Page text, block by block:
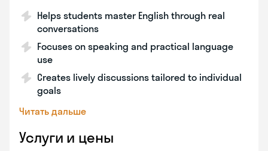
Helps students master English through real
conversations
Focuses on speaking and practical language
use
Creates lively discussions tailored to individual
goals
Читать дальше
Услуги и цены